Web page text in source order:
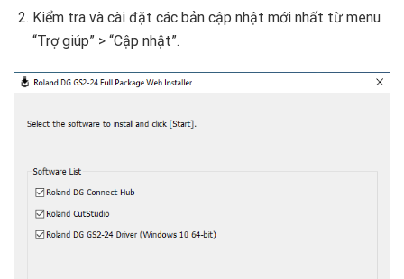
Kiểm tra và cài đặt các bản cập nhật mới nhất từ menu
“Trợ giúp” > “Cập nhật”.